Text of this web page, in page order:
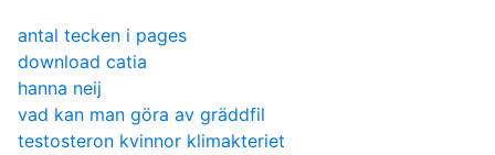
antal tecken i pages
download catia
hanna neij
vad kan man göra av gräddfil
testosteron kvinnor klimakteriet